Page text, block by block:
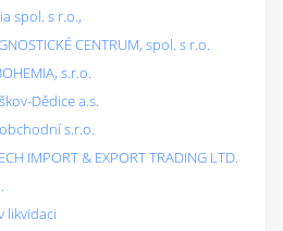
spol. s r.o.,
CENTRUM, spol. s r.o.
s.r.o.
Dědice a.s.
s.r.o.
IMPORT & EXPORT TRADING LTD.
likvidaci